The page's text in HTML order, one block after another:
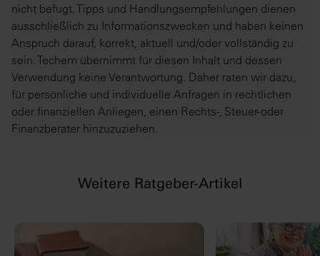
nicht befugt. Tipps und Handlungsempfehlungen dienen
ausschließlich zu Informationszwecken und haben keinen
Anspruch darauf, korrekt, aktuell und/oder vollständig zu
sein. Techem übernimmt für diesen Inhalt und dessen
Verwendung keine Verantwortung. Daher raten wir dazu,
für persönliche und individuelle Anfragen in rechtlichen
oder finanziellen Anliegen, einen Rechts-, Steuer- oder
Finanzberater hinzuzuziehen.
Weitere Ratgeber-Artikel